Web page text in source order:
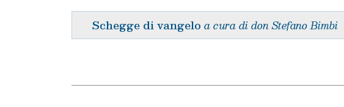
Schegge di vangelo a cura di don Stefano Bimbi